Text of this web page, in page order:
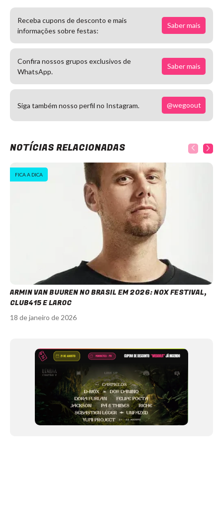
Receba cupons de desconto e mais
informações sobre festas:
Saber mais
Confira nossos grupos exclusivos de
WhatsApp.
Saber mais
Siga também nosso perfil no Instagram. @wegoout
NOTÍCIAS RELACIONADAS
FICA A DICA
ARMIN VAN BUUREN NO BRASIL EM 2026: NOX FESTIVAL,
CLUB415 E LAROC
18 de janeiro de 2026